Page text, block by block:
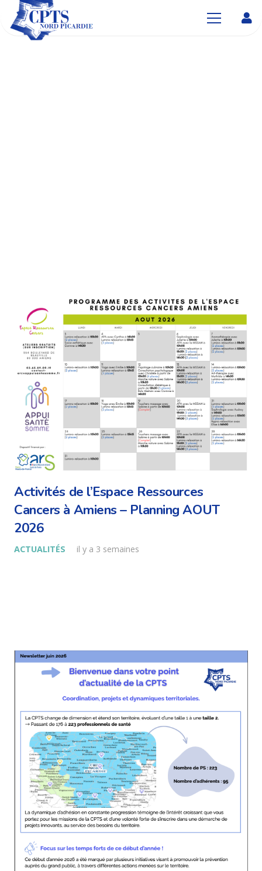
Activités de l’Espace Ressources
Cancers à Amiens – Planning AOUT
2026
ACTUALITÉS il y a 3 semaines